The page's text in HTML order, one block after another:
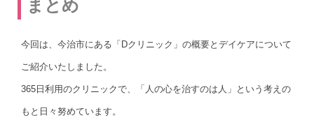
まとめ
今回は、今治市にある「Dクリニック」の概要とデイケアについて
ご紹介いたしました。
365日利用のクリニックで、「人の心を治すのは人」という考えの
もと日々努めています。